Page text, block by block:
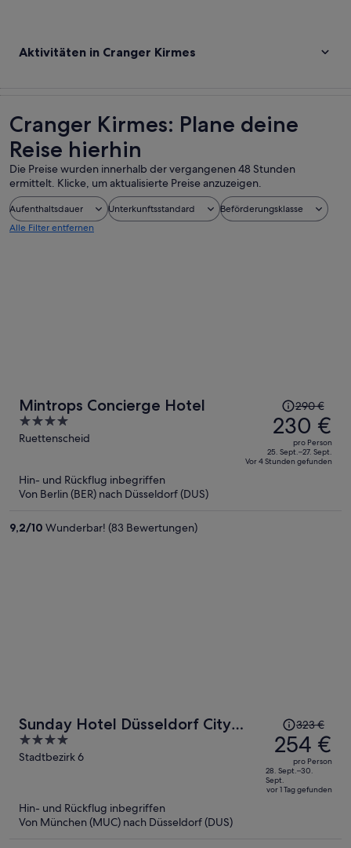
Aktivitäten in Cranger Kirmes
Cranger Kirmes: Plane deine
Reise hierhin
Die Preise wurden innerhalb der vergangenen 48 Stunden
ermittelt. Klicke, um aktualisierte Preise anzuzeigen.
Aufenthaltsdauer Unterkunftsstandard
Beförderungsklasse
Alle Filter entfernen
Mintrops Concierge Hotel
4
out
Ruettenscheid
Der
Preis
betrug
290 €,
jetzt
290 €
230 €
pro Person
25. Sept.–27. Sept.
Vor 4 Stunden gefunden
Hin- und Rückflug inbegriffen
Von Berlin (BER) nach Düsseldorf (DUS)
9,2/10 Wunderbar! (83 Bewertungen)
Sunday Hotel Düsseldorf City
Nord
4
out
Stadtbezirk 6
Der
Preis
betrug
323 €,
jetzt
323 €
254 €
pro Person
28. Sept.–30.
Sept.
vor 1 Tag gefunden
Hin- und Rückflug inbegriffen
Von München (MUC) nach Düsseldorf (DUS)